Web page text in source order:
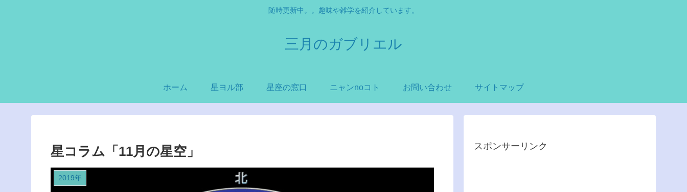
随時更新中。。趣味や雑学を紹介しています。
三月のガブリエル
ホーム 星ヨル部 星座の窓口 ニャンnoコト お問い合わせ サイトマップ
星コラム「11月の星空」
2019年
スポンサーリンク